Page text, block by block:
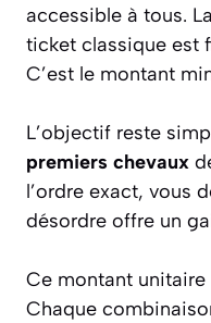
accessible à tous.
ticket classique est
C’est le montant
L’objectif reste
premiers chevaux
l’ordre exact, vous
désordre offre un
Ce montant unitaire
Chaque